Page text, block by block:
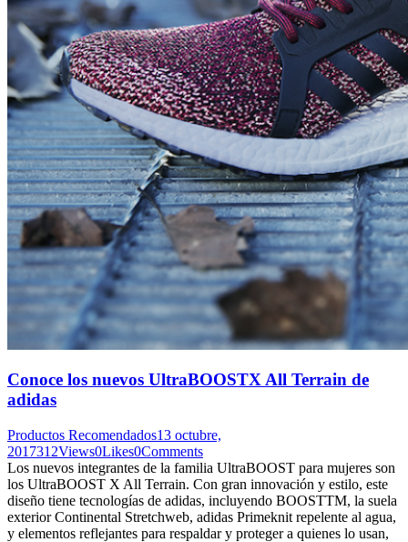
Conoce los nuevos UltraBOOSTX All Terrain de
adidas
Productos Recomendados13 octubre,
2017312Views0Likes0Comments
Los nuevos integrantes de la familia UltraBOOST para mujeres son
los UltraBOOST X All Terrain. Con gran innovación y estilo, este
diseño tiene tecnologías de adidas, incluyendo BOOSTTM, la suela
exterior Continental Stretchweb, adidas Primeknit repelente al agua,
y elementos reflejantes para respaldar y proteger a quienes lo usan,